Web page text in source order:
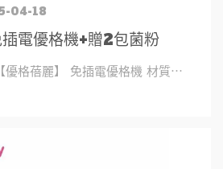
插電優格機+贈2包菌粉
04-18
優格蓓麗】 免插電優格機 材質⋯